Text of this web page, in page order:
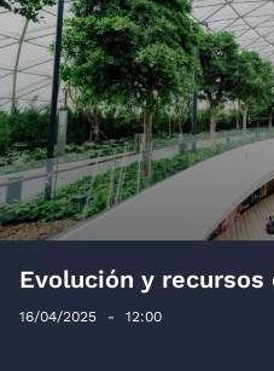
Evolución y
16/04/2025 12:00